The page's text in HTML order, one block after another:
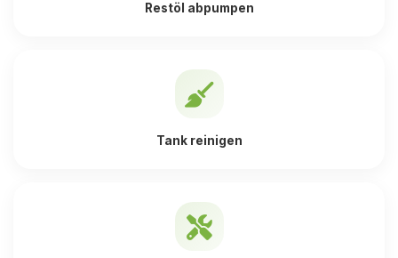
Restöl abpumpen
Tank reinigen